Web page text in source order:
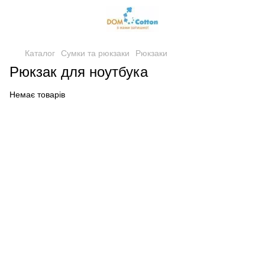
Каталог Сумки та рюкзаки Рюкзаки
Рюкзак для ноутбука
Немає товарів